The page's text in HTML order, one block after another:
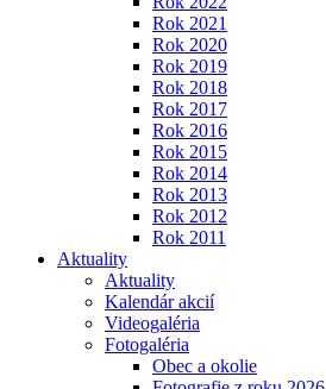
Rok 2021
Rok 2020
Rok 2019
Rok 2018
Rok 2017
Rok 2016
Rok 2015
Rok 2014
Rok 2013
Rok 2012
Rok 2011
Aktuality
Aktuality
Kalendár akcií
Videogaléria
Fotogaléria
Obec a okolie